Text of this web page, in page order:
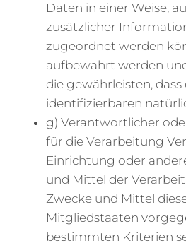
Daten in einer Weise,
zusätzlicher
zugeordnet werden
aufbewahrt werden
die gewährleisten,
identifizierbaren
g) Verantwortlicher
für die Verarbeitung
Einrichtung oder
und Mittel der
Zwecke und Mittel
Mitgliedstaaten
bestimmten Kriterien